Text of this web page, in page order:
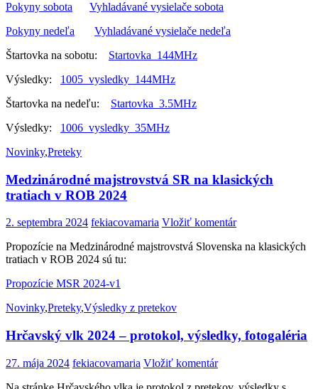
Pokyny sobota
Vyhladávané vysielače sobota
Pokyny nedeľa
Vyhladávané vysielače nedeľa
Štartovka na sobotu: Startovka_144MHz
Výsledky: 1005_vysledky_144MHz
Štartovka na nedeľu: Startovka_3.5MHz
Výsledky: 1006_vysledky_35MHz
Novinky,Preteky
Medzinárodné majstrovstvá SR na klasických
tratiach v ROB 2024
2. septembra 2024 fekiacovamaria Vložiť komentár
Propozície na Medzinárodné majstrovstvá Slovenska na klasických
tratiach v ROB 2024 sú tu:
Propozície MSR 2024-v1
Novinky,Preteky,Výsledky z pretekov
Hrčavský vlk 2024 – protokol, výsledky, fotogaléria
27. mája 2024 fekiacovamaria Vložiť komentár